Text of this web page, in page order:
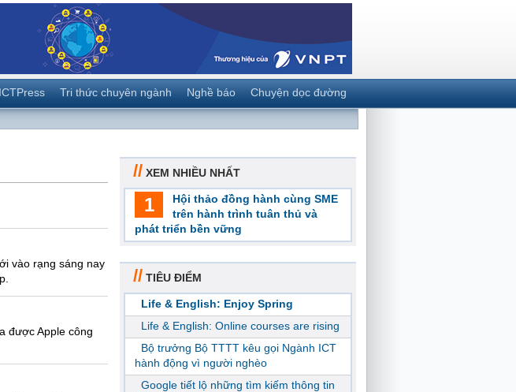
Tri thức chuyên ngành Nghề báo Chuyện dọc đường
vào rạng sáng nay
được Apple công
// XEM NHIỀU NHẤT
1
Hội thảo đồng hành cùng SME
trên hành trình tuân thủ và
phát triển bền vững
// TIÊU ĐIỂM
Life & English: Enjoy Spring
Life & English: Online courses are rising
Bộ trưởng Bộ TTTT kêu gọi Ngành ICT
hành động vì người nghèo
Google tiết lộ những tìm kiếm thông tin